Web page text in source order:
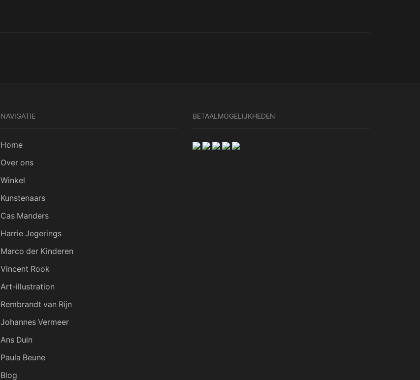
NAVIGATIE
Home
Over ons
Winkel
Kunstenaars
Cas Manders
Harrie Jegerings
Marco der Kinderen
Vincent Rook
Art-illustration
Rembrandt van Rijn
Johannes Vermeer
Ans Duin
Paula Beune
Blog
BETAALMOGELIJKHEDEN